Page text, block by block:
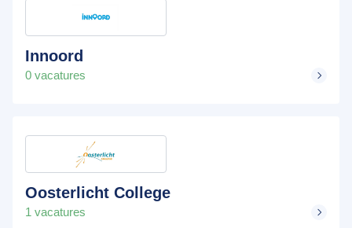
Innoord
0 vacatures
Oosterlicht College
1 vacatures